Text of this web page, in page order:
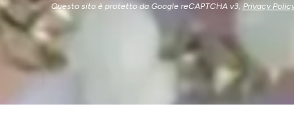
Questo sito è protetto da Google reCAPTCHA v3, Privacy